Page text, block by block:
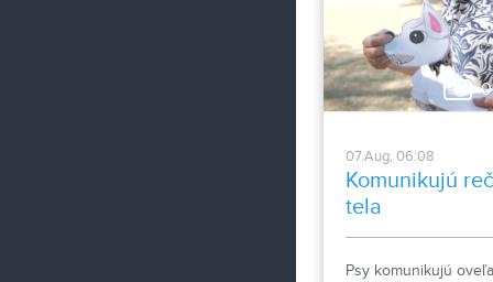
pracovné podmienky
sestier v domácej
ošetrovateľskej
starostlivosti počas
horúčav.
07.Aug, 06:08
Komunikujú
tela
Psy komunikujú